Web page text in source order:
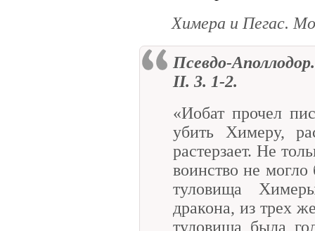
Химера и Пегас.
Псевдо-
II. 3. 1-2.
«Иобат прочел
убить Химеру,
растерзает. Не
воинство не могло
туловища
дракона, из трех
туловища была